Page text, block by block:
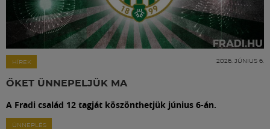
HÍREK 2026. JÚNIUS 6.
ŐKET ÜNNEPELJÜK MA
A Fradi család 12 tagját köszönthetjük június 6-án.
ÜNNEPLÉS
Hírek
Labdarúgás
Szakosztályok